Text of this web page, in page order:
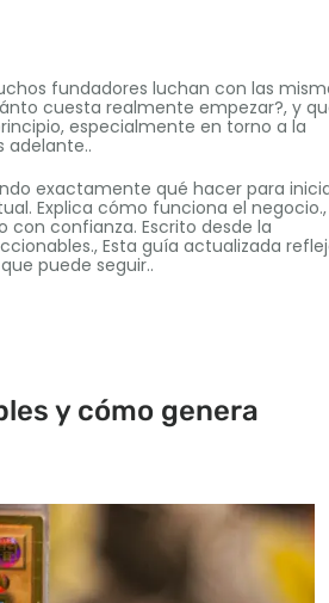
fundadores luchan con las
cuesta realmente empezar?, y
especialmente en torno a la
adelante..
exactamente qué hacer para
Explica cómo funciona el negocio.,
confianza. Escrito desde la
Esta guía actualizada
puede seguir..
y cómo genera